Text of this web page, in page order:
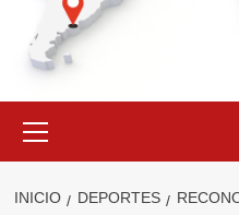
primario
INICIO DEPORTES